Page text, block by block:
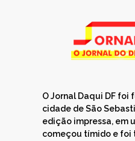
O Jornal Daqui DF foi
cidade de São
edição impressa, em
começou tímido e foi